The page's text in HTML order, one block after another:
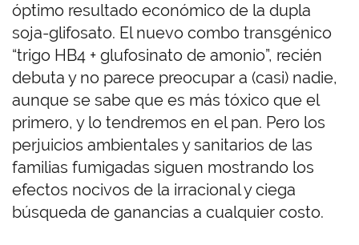
óptimo resultado económico de la dupla
soja-glifosato. El nuevo combo transgénico
“trigo HB4 + glufosinato de amonio”, recién
debuta y no parece preocupar a (casi) nadie,
aunque se sabe que es más tóxico que el
primero, y lo tendremos en el pan. Pero los
perjuicios ambientales y sanitarios de las
familias fumigadas siguen mostrando los
efectos nocivos de la irracional y ciega
búsqueda de ganancias a cualquier costo.